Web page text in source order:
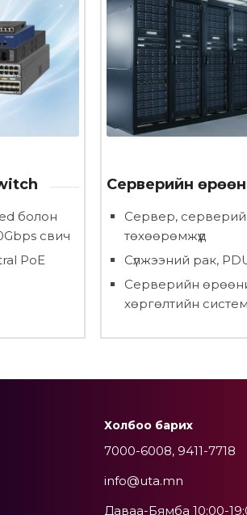
болон
свич
PoE
Серверийн
Сервер,
төхөөрөмжүүд
Сүлжээний рак,
Серверийн
хөргөлтийн систем
Холбоо барих
7000-6008, 9411-7718
info@uta.mn
Даваа-Бямба 10:00-